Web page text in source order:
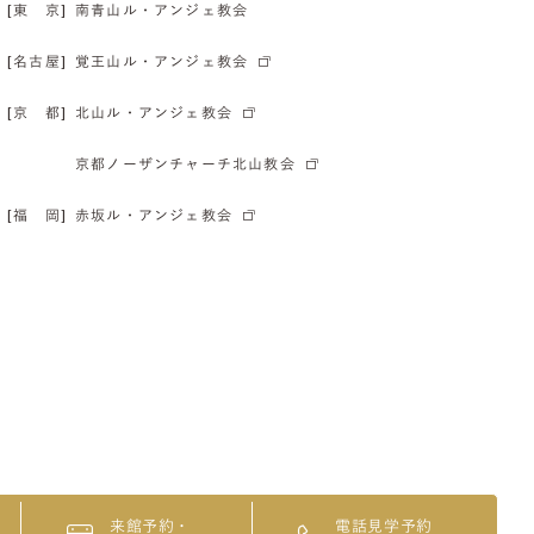
[東 京] 南青山ル・アンジェ教会
[名古屋] 覚王山ル・アンジェ教会
[京 都] 北山ル・アンジェ教会
京都ノーザンチャーチ北山教会
[福 岡] 赤坂ル・アンジェ教会
来館予約・ 電話見学予約